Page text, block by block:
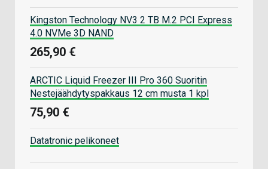
Kingston Technology NV3 2 TB M.2 PCI Express
4.0 NVMe 3D NAND
265,90 €
ARCTIC Liquid Freezer III Pro 360 Suoritin
Nestejäähdytyspakkaus 12 cm musta 1 kpl
75,90 €
Datatronic pelikoneet